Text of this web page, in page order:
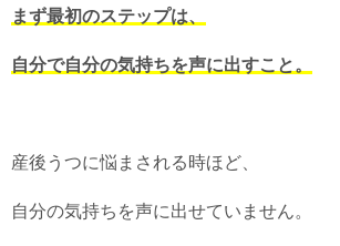
まず最初のステップは、
自分で自分の気持ちを声に出すこと。
産後うつに悩まされる時ほど、
自分の気持ちを声に出せていません。